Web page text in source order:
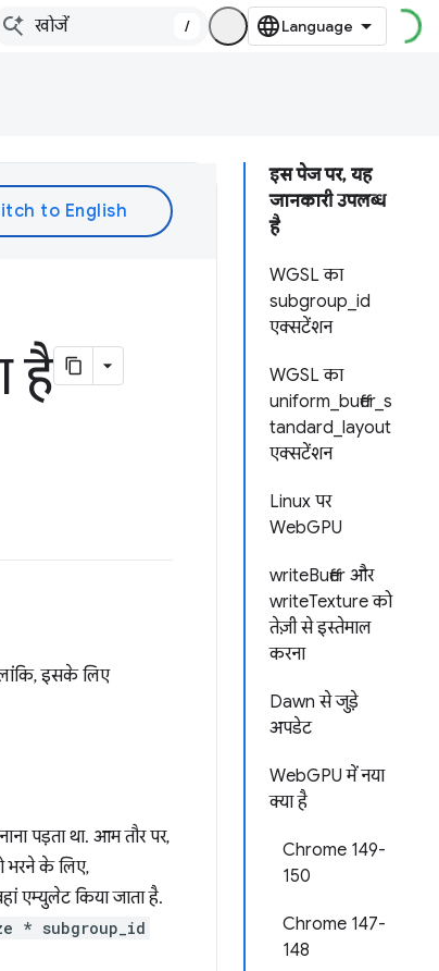
/
इस पेज पर, यह
जानकारी उपलब्ध
है
WGSL का
subgroup_id
एक्सटेंशन
WGSL का
uniform_buffer_s
tandard_layout
एक्सटेंशन
Linux पर
WebGPU
writeBuffer और
writeTexture को
तेज़ी से इस्तेमाल
करना
Dawn से जुड़े
अपडेट
WebGPU में नया
क्या है
Chrome 149-
150
Chrome 147-
148
है
इसके लिए
पड़ता था. आम तौर पर,
भरने के लिए,
एम्युलेट किया जाता है.
* subgroup_id